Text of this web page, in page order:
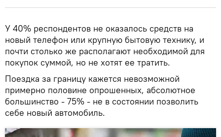
У 40% респондентов не оказалось средств на
новый телефон или крупную бытовую технику, и
почти столько же располагают необходимой для
покупок суммой, но не хотят ее тратить.
Поездка за границу кажется невозможной
примерно половине опрошенных, абсолютное
большинство - 75% - не в состоянии позволить
себе новый автомобиль.